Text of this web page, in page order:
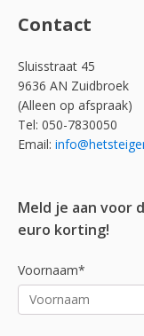
Contact
Sluisstraat 45
9636 AN Zuidbroek
(Alleen op afspraak)
Tel: 050-7830050
Email:
Meld je aan voor
euro korting!
Voornaam*